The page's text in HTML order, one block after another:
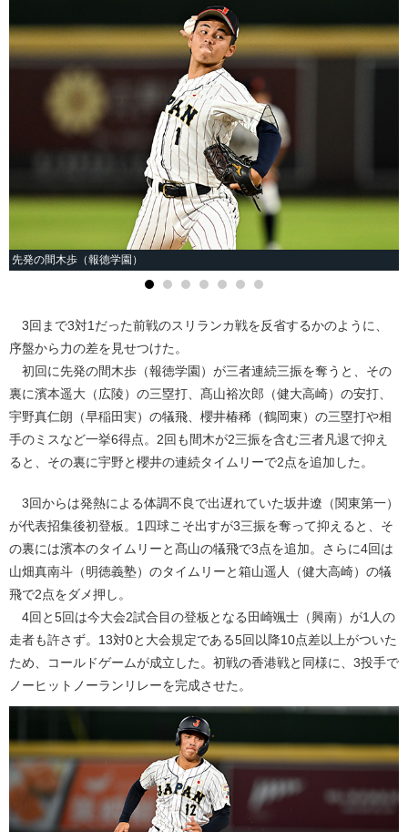
先発の間木歩（報徳学園）
3回まで3対1だった前戦のスリランカ戦を反省するかのように、
序盤から力の差を見せつけた。
初回に先発の間木歩（報徳学園）が三者連続三振を奪うと、その
裏に濱本遥大（広陵）の三塁打、髙山裕次郎（健大高崎）の安打、
宇野真仁朗（早稲田実）の犠飛、櫻井椿稀（鶴岡東）の三塁打や相
手のミスなど一挙6得点。2回も間木が2三振を含む三者凡退で抑え
ると、その裏に宇野と櫻井の連続タイムリーで2点を追加した。
3回からは発熱による体調不良で出遅れていた坂井遼（関東第一）
が代表招集後初登板。1四球こそ出すが3三振を奪って抑えると、そ
の裏には濱本のタイムリーと髙山の犠飛で3点を追加。さらに4回は
山畑真南斗（明徳義塾）のタイムリーと箱山遥人（健大高崎）の犠
飛で2点をダメ押し。
4回と5回は今大会2試合目の登板となる田崎颯士（興南）が1人の
走者も許さず。13対0と大会規定である5回以降10点差以上がついた
ため、コールドゲームが成立した。初戦の香港戦と同様に、3投手で
ノーヒットノーランリレーを完成させた。